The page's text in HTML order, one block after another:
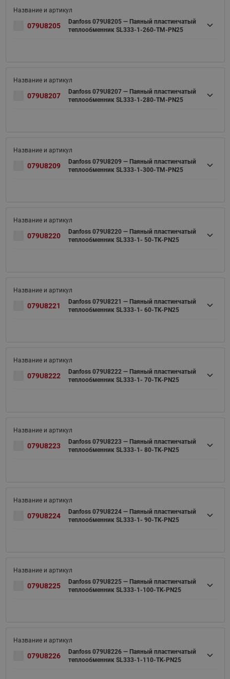
079U8205
Danfoss 079U8205 — Паяный пластинчатый
теплообменник SL333-1-260-TM-PN25
079U8207
Danfoss 079U8207 — Паяный пластинчатый
теплообменник SL333-1-280-TM-PN25
079U8209
Danfoss 079U8209 — Паяный пластинчатый
теплообменник SL333-1-300-TM-PN25
079U8220
Danfoss 079U8220 — Паяный пластинчатый
теплообменник SL333-1- 50-TK-PN25
079U8221
Danfoss 079U8221 — Паяный пластинчатый
теплообменник SL333-1- 60-TK-PN25
079U8222
Danfoss 079U8222 — Паяный пластинчатый
теплообменник SL333-1- 70-TK-PN25
079U8223
Danfoss 079U8223 — Паяный пластинчатый
теплообменник SL333-1- 80-TK-PN25
079U8224
Danfoss 079U8224 — Паяный пластинчатый
теплообменник SL333-1- 90-TK-PN25
079U8225
Danfoss 079U8225 — Паяный пластинчатый
теплообменник SL333-1-100-TK-PN25
079U8226
Danfoss 079U8226 — Паяный пластинчатый
теплообменник SL333-1-110-TK-PN25